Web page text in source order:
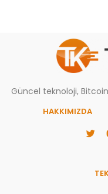
Güncel teknoloji,
HAKKIMIZDA